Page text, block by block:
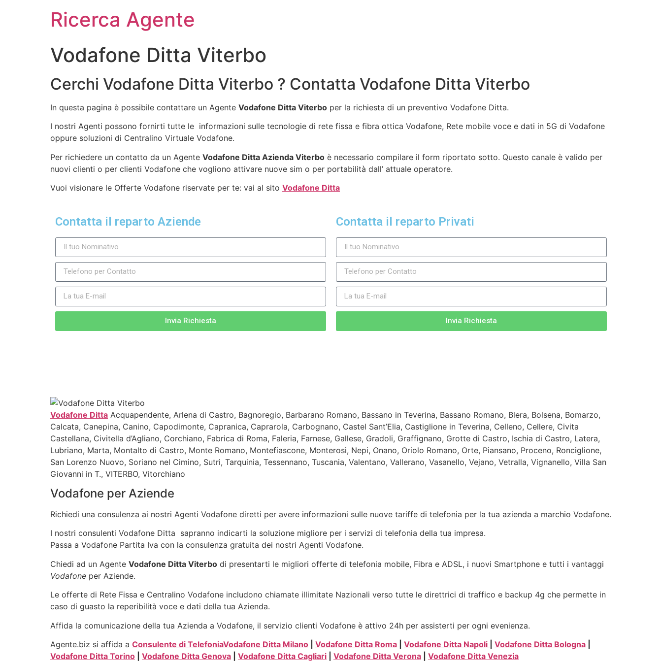
Ricerca Agente
Vodafone Ditta Viterbo
Cerchi Vodafone Ditta Viterbo ? Contatta Vodafone Ditta Viterbo
In questa pagina è possibile contattare un Agente Vodafone Ditta Viterbo per la richiesta di un preventivo Vodafone Ditta.
I nostri Agenti possono fornirti tutte le informazioni sulle tecnologie di rete fissa e fibra ottica Vodafone, Rete mobile voce e dati in 5G di Vodafone
oppure soluzioni di Centralino Virtuale Vodafone.
Per richiedere un contatto da un Agente Vodafone Ditta Azienda Viterbo è necessario compilare il form riportato sotto. Questo canale è valido per
nuovi clienti o per clienti Vodafone che vogliono attivare nuove sim o per portabilità dall’ attuale operatore.
Vuoi visionare le Offerte Vodafone riservate per te: vai al sito Vodafone Ditta
Contatta il reparto Aziende
Invia Richiesta
Contatta il reparto Privati
Invia Richiesta
Vodafone Ditta Acquapendente, Arlena di Castro, Bagnoregio, Barbarano Romano, Bassano in Teverina, Bassano Romano, Blera, Bolsena, Bomarzo,
Calcata, Canepina, Canino, Capodimonte, Capranica, Caprarola, Carbognano, Castel Sant’Elia, Castiglione in Teverina, Celleno, Cellere, Civita
Castellana, Civitella d’Agliano, Corchiano, Fabrica di Roma, Faleria, Farnese, Gallese, Gradoli, Graffignano, Grotte di Castro, Ischia di Castro, Latera,
Lubriano, Marta, Montalto di Castro, Monte Romano, Montefiascone, Monterosi, Nepi, Onano, Oriolo Romano, Orte, Piansano, Proceno, Ronciglione,
San Lorenzo Nuovo, Soriano nel Cimino, Sutri, Tarquinia, Tessennano, Tuscania, Valentano, Vallerano, Vasanello, Vejano, Vetralla, Vignanello, Villa San
Giovanni in T., VITERBO, Vitorchiano
Vodafone per Aziende
Richiedi una consulenza ai nostri Agenti Vodafone diretti per avere informazioni sulle nuove tariffe di telefonia per la tua azienda a marchio Vodafone.
I nostri consulenti Vodafone Ditta sapranno indicarti la soluzione migliore per i servizi di telefonia della tua impresa.
Passa a Vodafone Partita Iva con la consulenza gratuita dei nostri Agenti Vodafone.
Chiedi ad un Agente Vodafone Ditta Viterbo di presentarti le migliori offerte di telefonia mobile, Fibra e ADSL, i nuovi Smartphone e tutti i vantaggi
Vodafone per Aziende.
Le offerte di Rete Fissa e Centralino Vodafone includono chiamate illimitate Nazionali verso tutte le direttrici di traffico e backup 4g che permette in
caso di guasto la reperibilità voce e dati della tua Azienda.
Affida la comunicazione della tua Azienda a Vodafone, il servizio clienti Vodafone è attivo 24h per assisterti per ogni evenienza.
Agente.biz si affida a Consulente di TelefoniaVodafone Ditta Milano Vodafone Ditta Roma Vodafone Ditta Napoli Vodafone Ditta Bologna
Vodafone Ditta Torino
Vodafone Ditta Genova Vodafone Ditta Cagliari Vodafone Ditta Verona Vodafone Ditta Venezia